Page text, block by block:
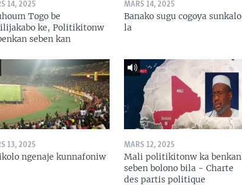
14, 2025
Togo be
ke, Politikitonw
seben kan
MARS 14, 2025
Banako sugu cogoya sunkalo
la
13, 2025
ngenaje kunnafoniw
MARS 12, 2025
Mali politikitonw ka benkan
seben bolono bila - Charte
des partis politique